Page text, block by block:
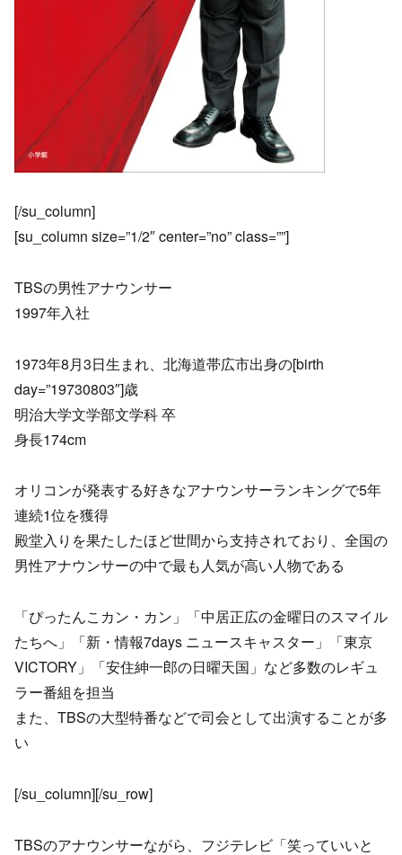
[/su_column]
[su_column size=”1/2″ center=”no” class=””]
TBSの男性アナウンサー
1997年入社
1973年8月3日生まれ、北海道帯広市出身の[birth
day=”19730803″]歳
明治大学文学部文学科 卒
身長174cm
オリコンが発表する好きなアナウンサーランキングで5年
連続1位を獲得
殿堂入りを果たしたほど世間から支持されており、全国の
男性アナウンサーの中で最も人気が高い人物である
「ぴったんこカン・カン」「中居正広の金曜日のスマイル
たちへ」「新・情報7days ニュースキャスター」「東京
VICTORY」「安住紳一郎の日曜天国」など多数のレギュ
ラー番組を担当
また、TBSの大型特番などで司会として出演することが多
い
[/su_column][/su_row]
TBSのアナウンサーながら、フジテレビ「笑っていいと